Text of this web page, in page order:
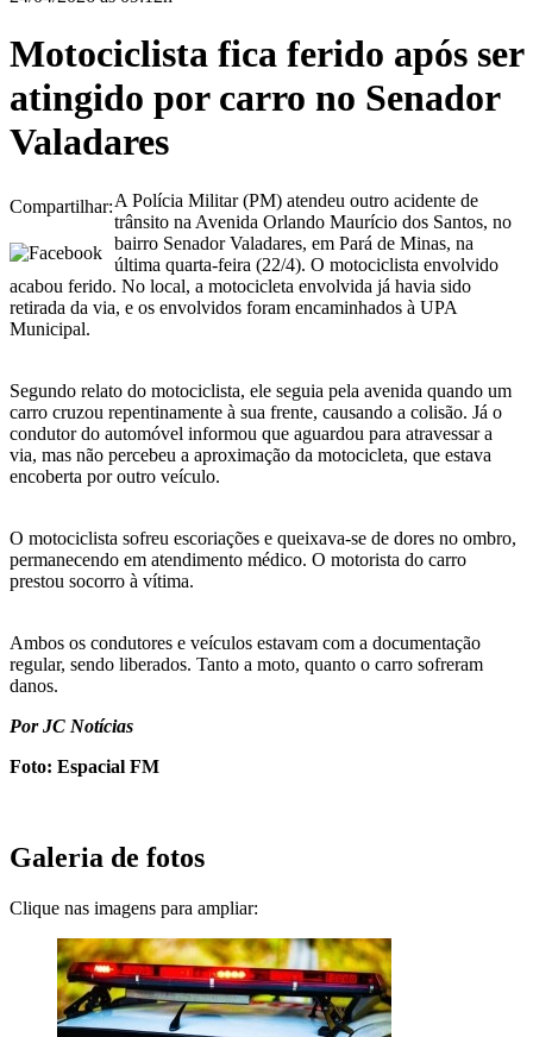
Motociclista fica ferido após ser
atingido por carro no Senador
Valadares
Compartilhar:A Polícia Militar (PM) atendeu outro acidente de
trânsito na Avenida Orlando Maurício dos Santos, no
bairro Senador Valadares, em Pará de Minas, na
última quarta-feira (22/4). O motociclista envolvido
acabou ferido. No local, a motocicleta envolvida já havia sido
retirada da via, e os envolvidos foram encaminhados à UPA
Municipal.
Segundo relato do motociclista, ele seguia pela avenida quando um
carro cruzou repentinamente à sua frente, causando a colisão. Já o
condutor do automóvel informou que aguardou para atravessar a
via, mas não percebeu a aproximação da motocicleta, que estava
encoberta por outro veículo.
O motociclista sofreu escoriações e queixava-se de dores no ombro,
permanecendo em atendimento médico. O motorista do carro
prestou socorro à vítima.
Ambos os condutores e veículos estavam com a documentação
regular, sendo liberados. Tanto a moto, quanto o carro sofreram
danos.
Por JC Notícias
Foto: Espacial FM
Galeria de fotos
Clique nas imagens para ampliar: